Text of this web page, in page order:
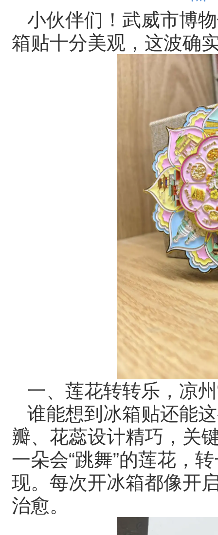
小伙伴们！武威市博
箱贴十分美观，这波确
一、莲花转转乐，凉州
谁能想到冰箱贴还能
瓣、花蕊设计精巧，关
一朵会“跳舞”的莲花，
现。每次开冰箱都像开
治愈。